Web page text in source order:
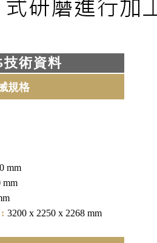
術資料
規格
mm
mm
3200 x 2250 x 2268 mm